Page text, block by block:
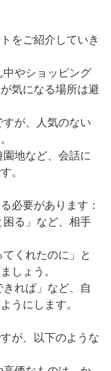
をご紹介していき
中やショッピング
気になる場所は避
すが、人気のない
園地など、会話に
。
必要があります：
困る」など、相手
くれたのに」と
しょう。
きれば」など、自
うにします。
が、以下のような